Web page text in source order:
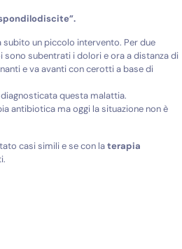
subito un piccolo intervento. Per due
sono subentrati i dolori e ora a distanza di
e va avanti con cerotti a base di
questa malattia.
antibiotica ma oggi la situazione non è
casi simili e se con laterapia